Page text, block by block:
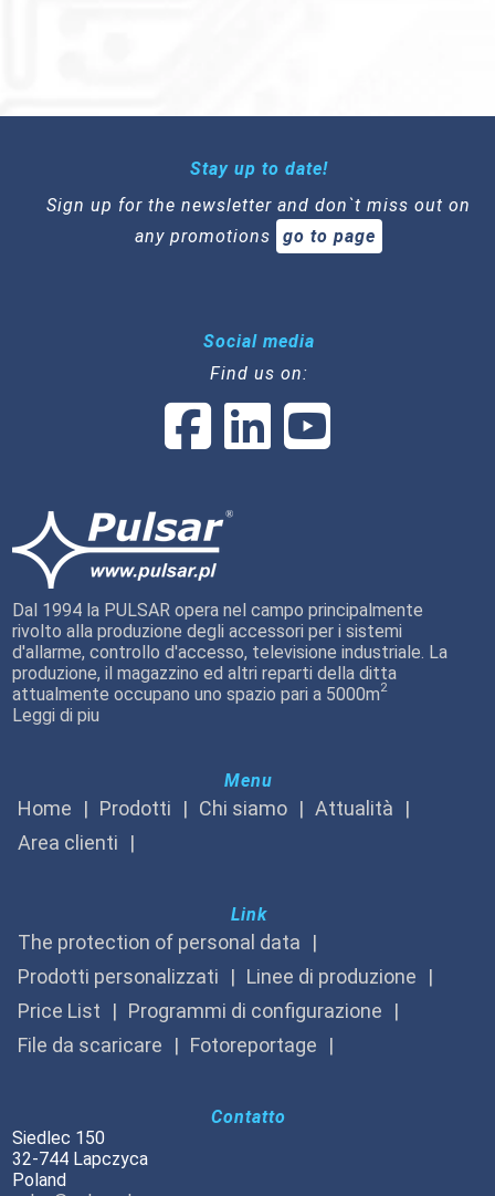
Stay up to date!
Sign up for the newsletter and don`t miss out on
any promotions
go to page
Social media
Find us on:
Dal 1994 la PULSAR opera nel campo principalmente
rivolto alla produzione degli accessori per i sistemi
d'allarme, controllo d'accesso, televisione industriale. La
produzione, il magazzino ed altri reparti della ditta
attualmente occupano uno spazio pari a 5000m2
Leggi di piu
Menu
Home Prodotti Chi siamo
Attualità
Area clienti
Link
The protection of personal data
Prodotti personalizzati
Linee di produzione
Price List
Programmi di configurazione
File da scaricare
Fotoreportage
Contatto
Siedlec 150
32-744 Lapczyca
Poland